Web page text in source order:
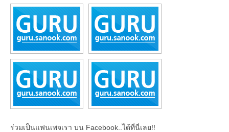
ร่วมเป็นแฟนเพจเรา บน Facebook..ได้ที่นี่เลย!!